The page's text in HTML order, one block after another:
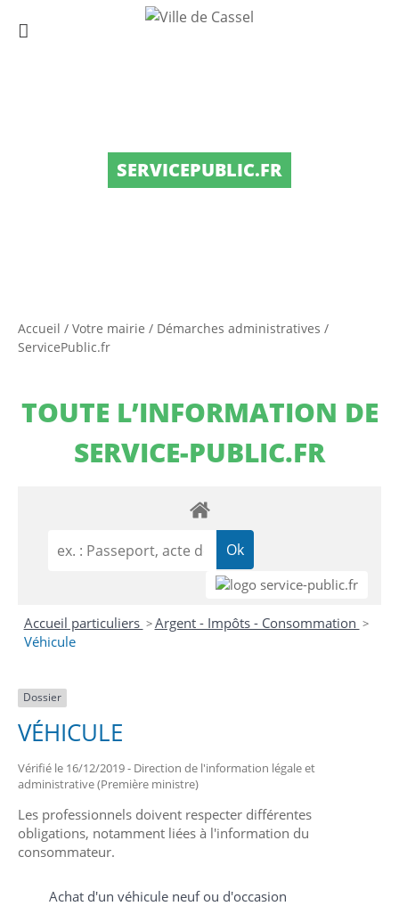
SERVICEPUBLIC.FR
Accueil / Votre mairie / Démarches administratives /
ServicePublic.fr
TOUTE L’INFORMATION DE
SERVICE-PUBLIC.FR
Accueil particuliers >Argent - Impôts - Consommation >
Véhicule
Dossier
VÉHICULE
Vérifié le 16/12/2019 - Direction de l'information légale et
administrative (Première ministre)
Les professionnels doivent respecter différentes
obligations, notamment liées à l'information du
consommateur.
Achat d'un véhicule neuf ou d'occasion